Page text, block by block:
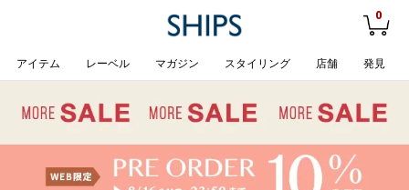
0
アイテム レーベル マガジン スタイリング 店舗 発見